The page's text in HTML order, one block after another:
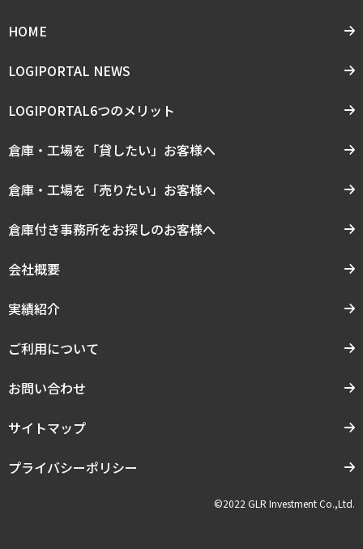
HOME
LOGIPORTAL NEWS
LOGIPORTAL6つのメリット
倉庫・工場を「貸したい」お客様へ
倉庫・工場を「売りたい」お客様へ
倉庫付き事務所をお探しのお客様へ
会社概要
実績紹介
ご利用について
お問い合わせ
サイトマップ
プライバシーポリシー
©2022 GLR Investment Co.,Ltd.